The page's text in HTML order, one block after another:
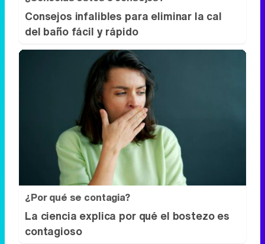
¿Por qué se contagia?
La ciencia explica por qué el bostezo es
contagioso